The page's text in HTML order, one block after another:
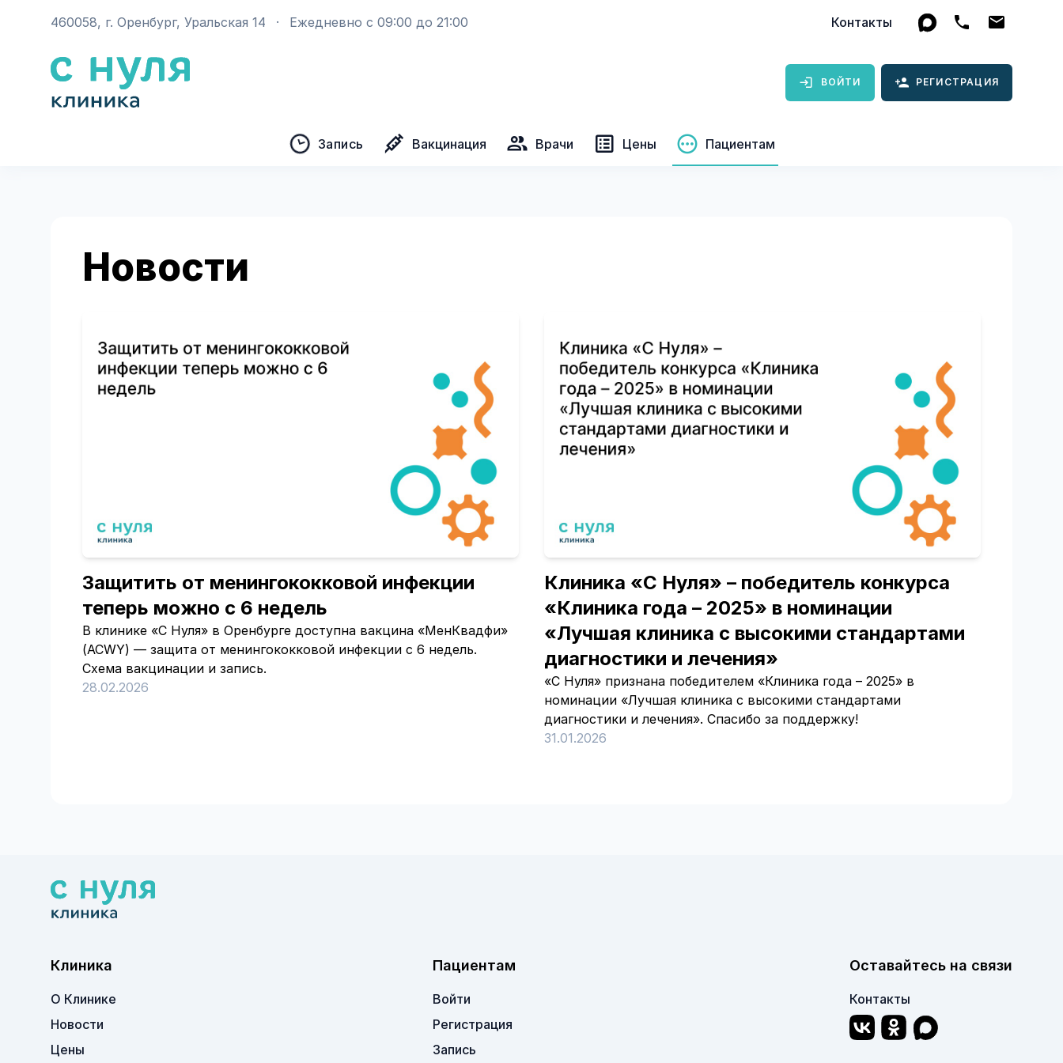
460058, г. Оренбург, Уральская 14 · Ежедневно с 09:00 до 21:00 Контакты
ВОЙТИ РЕГИСТРАЦИЯ
Запись Вакцинация Врачи Цены Пациентам
Новости
Защитить от менингококковой инфекции
теперь можно с 6 недель
В клинике «С Нуля» в Оренбурге доступна вакцина «МенКвадфи»
(ACWY) — защита от менингококковой инфекции с 6 недель.
Схема вакцинации и запись.
28.02.2026
Клиника «С Нуля» – победитель конкурса
«Клиника года – 2025» в номинации
«Лучшая клиника с высокими стандартами
диагностики и лечения»
«С Нуля» признана победителем «Клиника года – 2025» в
номинации «Лучшая клиника с высокими стандартами
диагностики и лечения». Спасибо за поддержку!
31.01.2026
Клиника
О Клинике
Новости
Цены
Пациентам
Войти
Регистрация
Запись
Оставайтесь на связи
Контакты